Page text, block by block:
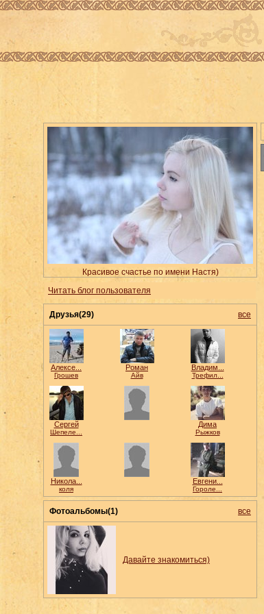
Красивое счастье по имени Настя)
Читать блог пользователя
Друзья(29) все
Алексе...
Грошев
Роман
Айв
Владим...
Трефил...
Сергей
Шепеле...
Дима
Рыжков
Никола...
коля
Евгени...
Гороле...
Фотоальбомы(1) все
Давайте знакомиться)